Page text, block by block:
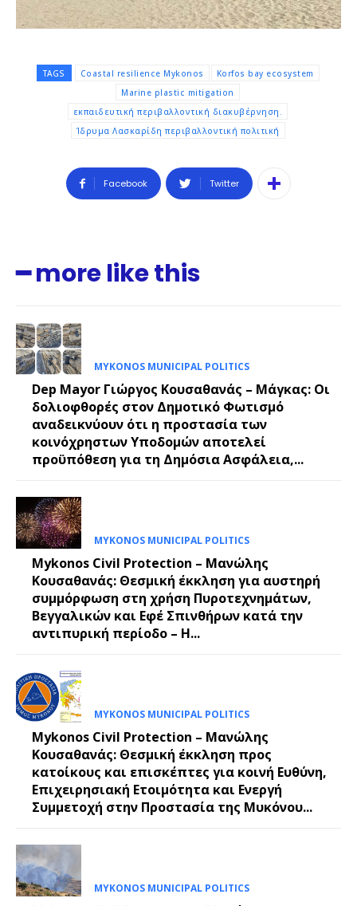
TAGS Coastal resilience Mykonos
Korfos bay ecosystem
Marine plastic mitigation
εκπαιδευτική περιβαλλοντική διακυβέρνηση.
Ίδρυμα Λασκαρίδη περιβαλλοντική πολιτική
Facebook Twitter
━ more like this
MYKONOS MUNICIPAL POLITICS
Dep Mayor Γιώργος Κουσαθανάς – Μάγκας: Οι
δολιοφθορές στον Δημοτικό Φωτισμό
αναδεικνύουν ότι η προστασία των
κοινόχρηστων Υποδομών αποτελεί
προϋπόθεση για τη Δημόσια Ασφάλεια,...
MYKONOS MUNICIPAL POLITICS
Mykonos Civil Protection – Μανώλης
Κουσαθανάς: Θεσμική έκκληση για αυστηρή
συμμόρφωση στη χρήση Πυροτεχνημάτων,
Βεγγαλικών και Εφέ Σπινθήρων κατά την
αντιπυρική περίοδο – Η...
MYKONOS MUNICIPAL POLITICS
Mykonos Civil Protection – Μανώλης
Κουσαθανάς: Θεσμική έκκληση προς
κατοίκους και επισκέπτες για κοινή Ευθύνη,
Επιχειρησιακή Ετοιμότητα και Ενεργή
Συμμετοχή στην Προστασία της Μυκόνου...
MYKONOS MUNICIPAL POLITICS